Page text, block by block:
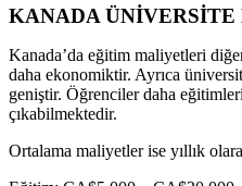
KANADA
Kanada’da eğitim maliyetleri
daha ekonomiktir. Ayrıca
geniştir. Öğrenciler daha
çıkabilmektedir.
Ortalama maliyetler ise yıllık